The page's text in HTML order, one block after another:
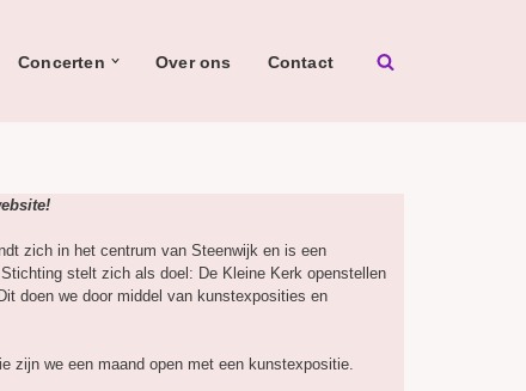
Concerten Over ons Contact
zich in het centrum van Steenwijk en is een
stelt zich als doel: De Kleine Kerk openstellen
doen we door middel van kunstexposities en
zijn we een maand open met een kunstexpositie.